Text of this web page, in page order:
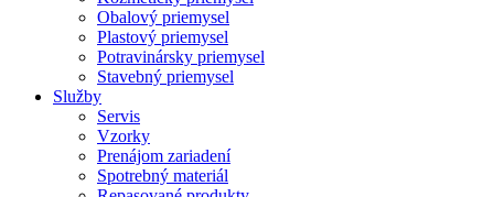
Obalový priemysel
Plastový priemysel
Potravinársky priemysel
Stavebný priemysel
Služby
Servis
Vzorky
Prenájom zariadení
Spotrebný materiál